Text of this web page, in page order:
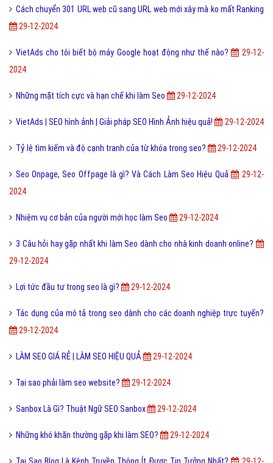
Cách chuyển 301 URL web cũ sang URL web mới xây mà ko mất Ranking
29-12-2024
VietAds cho tôi biết bộ máy Google hoạt động như thế nào?
29-12-
2024
Những mặt tích cực và hạn chế khi làm Seo 29-12-2024
VietAds | SEO hình ảnh | Giải pháp SEO Hình Ảnh hiệu quả! 29-12-2024
Tỷ lệ tìm kiếm và độ cạnh tranh của từ khóa trong seo? 29-12-2024
Seo Onpage, Seo Offpage là gì? Và Cách Làm Seo Hiệu Quả
29-12-
2024
Nhiệm vụ cơ bản của người mới học làm Seo 29-12-2024
3 Câu hỏi hay gặp nhất khi làm Seo dành cho nhà kinh doanh online?
29-12-2024
Lợi tức đầu tư trong seo là gì? 29-12-2024
Tác dụng của mô tả trong seo dành cho các doanh nghiệp trực tuyến?
29-12-2024
LÀM SEO GIÁ RẺ | LÀM SEO HIỆU QUẢ 29-12-2024
Tại sao phải làm seo website? 29-12-2024
Sanbox Là Gì? Thuật Ngữ SEO Sanbox 29-12-2024
Những khó khăn thường gặp khi làm SEO? 29-12-2024